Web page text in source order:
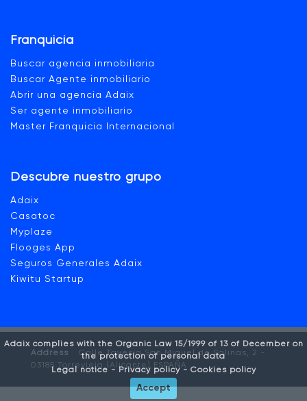
Franquicia
Buscar agencia inmobiliaria
Buscar Agente inmobiliario
Abrir una agencia Adaix
Ser agente inmobiliario
Master Franquicia Internacional
Descubre nuestro grupo
Adaix
Casatoc
Myplaze
Flooges App
Seguros Generales Adaix
Kiwitu Startup
Address
Calle Tavesía San Miguel de Salinas, 2 -
03185 Torrevieja (Alicante) ESPAÑA
Adaix complies with the Organic Law 15/1999 of 13 of December on
the protection of personal data
Legal notice - Privacy policy - Cookies policy
Accept